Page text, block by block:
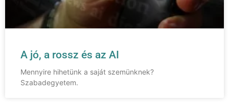
A jó, a rossz és az AI
Mennyire hihetünk a saját szemünknek?
Szabadegyetem.